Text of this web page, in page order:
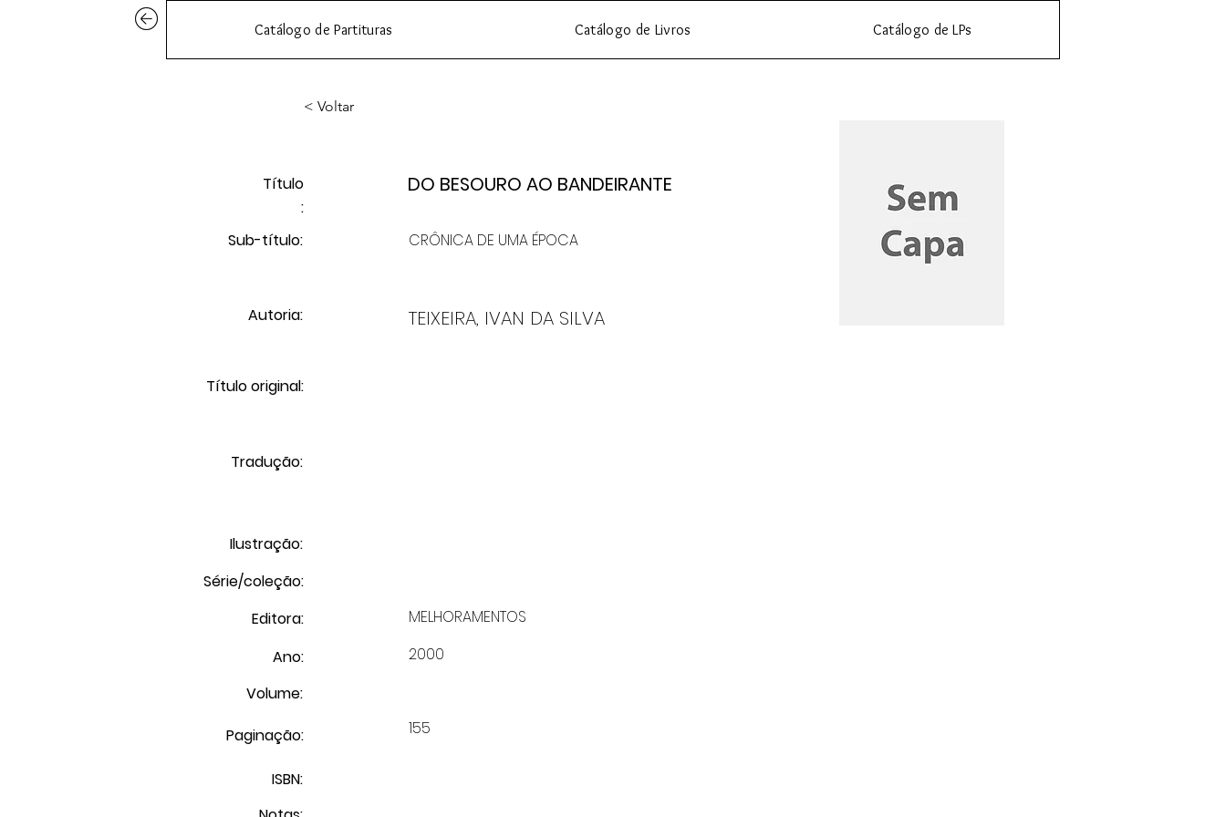
Catálogo de Partituras Catálogo de Livros Catálogo de LPs
< Voltar
Título
:
Sub-título:
Autoria:
Título original:
Tradução:
Ilustração:
Série/coleção:
Editora:
Ano:
Volume:
Paginação:
ISBN:
CRÔNICA DE UMA ÉPOCA
TEIXEIRA, IVAN DA SILVA
MELHORAMENTOS
2000
155
DO BESOURO AO BANDEIRANTE